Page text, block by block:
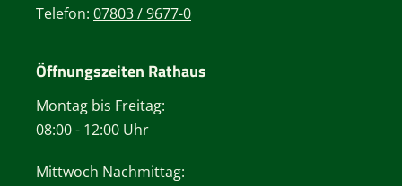
Telefon: 07803 / 9677-0
Öffnungszeiten Rathaus
Montag bis Freitag:
08:00 - 12:00 Uhr
Mittwoch Nachmittag: